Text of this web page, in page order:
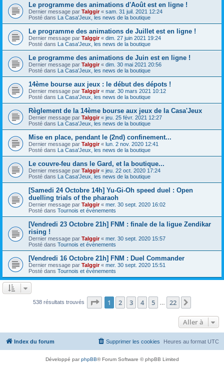
Le programme des animations d'Août est en ligne !
Dernier message par Talggir« sam. 31 juil. 2021 12:24
Posté dans La Casa'Jeux, les news de la boutique
Le programme des animations de Juillet est en ligne !
Dernier message par Talggir« dim. 27 juin 2021 19:24
Posté dans La Casa'Jeux, les news de la boutique
Le programme des animations de Juin est en ligne !
Dernier message par Talggir« dim. 30 mai 2021 20:56
Posté dans La Casa'Jeux, les news de la boutique
14ème bourse aux jeux : le début des dépots !
Dernier message par Talggir« mar. 30 mars 2021 10:12
Posté dans La Casa'Jeux, les news de la boutique
Règlement de la 14ème bourse aux jeux de la Casa'Jeux
Dernier message par Talggir« jeu. 25 févr. 2021 12:27
Posté dans La Casa'Jeux, les news de la boutique
Mise en place, pendant le (2nd) confinement...
Dernier message par Talggir« lun. 2 nov. 2020 12:41
Posté dans La Casa'Jeux, les news de la boutique
Le couvre-feu dans le Gard, et la boutique...
Dernier message par Talggir« jeu. 22 oct. 2020 17:24
Posté dans La Casa'Jeux, les news de la boutique
[Samedi 24 Octobre 14h] Yu-Gi-Oh speed duel : Open
duelling trials of the pharaoh
Dernier message par Talggir« mer. 30 sept. 2020 16:02
Posté dans Tournois et évènements
[Vendredi 23 Octobre 21h] FNM : finale de la ligue Zendikar
rising !
Dernier message par Talggir« mer. 30 sept. 2020 15:57
Posté dans Tournois et évènements
[Vendredi 16 Octobre 21h] FNM : Duel Commander
Dernier message par Talggir« mer. 30 sept. 2020 15:51
Posté dans Tournois et évènements
538 résultats trouvés Page 1sur22
1 2 3 4 5 22
Aller à
Index du forum Heures au format UTC
Supprimer les cookies
Développé parphpBB® Forum Software © phpBB Limited